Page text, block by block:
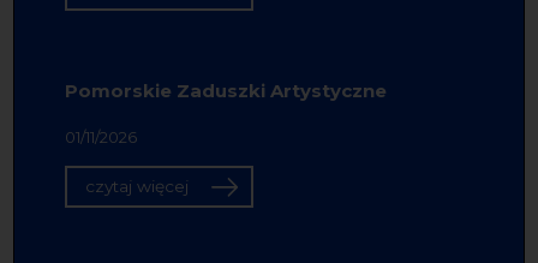
Pomorskie Zaduszki Artystyczne
01/11/2026
czytaj więcej